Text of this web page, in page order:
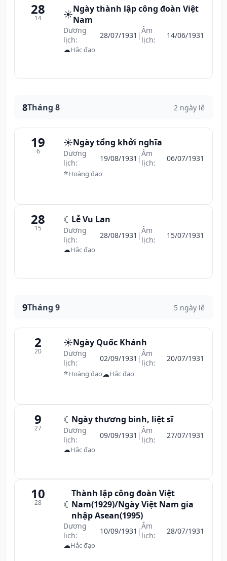
28
14 ☀️Ngày thành lập công đoàn Việt
Nam
Dương
lịch:
28/07/1931 |Âm
lịch:
14/06/1931
☁Hắc đạo
8Tháng 8 2 ngày lễ
19
6
☀️Ngày tổng khởi nghĩa
Dương
lịch:
19/08/1931 |Âm
lịch:
06/07/1931
⭐Hoàng đạo
28
15
☾ Lễ Vu Lan
Dương
lịch:
28/08/1931 |Âm
lịch:
15/07/1931
☁Hắc đạo
9Tháng 9 5 ngày lễ
2
20
☀️Ngày Quốc Khánh
Dương
lịch:
02/09/1931 |Âm
lịch:
20/07/1931
⭐Hoàng đạo☁Hắc đạo
9
27
☾ Ngày thương binh, liệt sĩ
Dương
lịch:
09/09/1931 |Âm
lịch:
27/07/1931
☁Hắc đạo
10
28 ☾
Thành lập công đoàn Việt
Nam(1929)/Ngày Việt Nam gia
nhập Asean(1995)
Dương
lịch:
10/09/1931 |Âm
lịch:
28/07/1931
☁Hắc đạo